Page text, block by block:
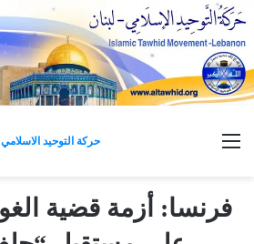
حركة التوحيد الاسلامي القائمة
فرنسا: أزمة قضية